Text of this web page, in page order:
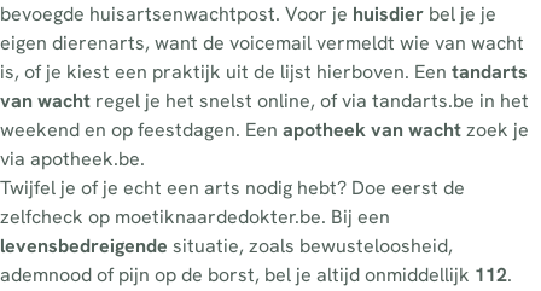
bevoegde huisartsenwachtpost. Voor je huisdier bel je je
eigen dierenarts, want de voicemail vermeldt wie van wacht
is, of je kiest een praktijk uit de lijst hierboven. Een tandarts
van wacht regel je het snelst online, of via tandarts.be in het
weekend en op feestdagen. Een apotheek van wachtzoek je
via apotheek.be.
Twijfel je of je echt een arts nodig hebt? Doe eerst de
zelfcheck op moetiknaardedokter.be. Bij een
levensbedreigende situatie, zoals bewusteloosheid,
ademnood of pijn op de borst, bel je altijd onmiddellijk 112.